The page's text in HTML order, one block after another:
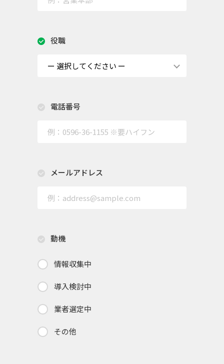
役職
電話番号
メールアドレス
動機
情報収集中
導入検討中
業者選定中
その他